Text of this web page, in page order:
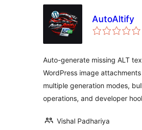
AutoAltify
Auto-generate missing ALT
WordPress image
multiple generation modes,
operations, and developer
Vishal Padhariya